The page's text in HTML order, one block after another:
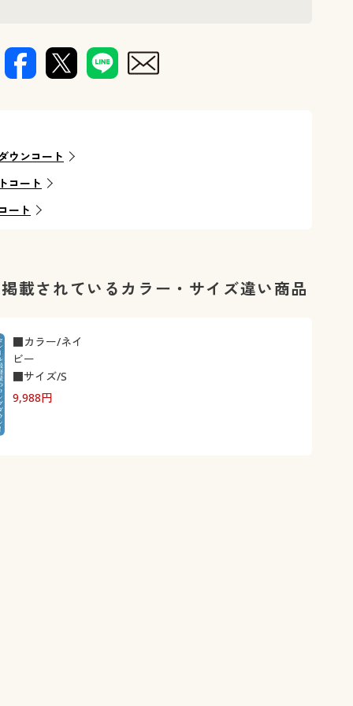
ウンコート
コート
ート
載されているカラー・サイズ違い商品
9,988円
■カラー/ネイ
ビー
■サイズ/S